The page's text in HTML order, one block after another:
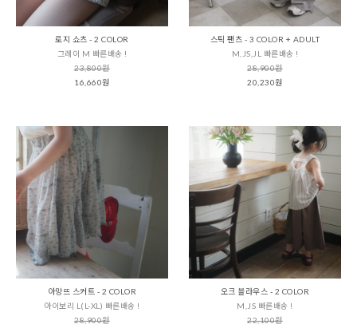
로지 쇼츠 - 2 COLOR
그레이 M 빠른배송 !
23,800원
16,660원
스틱 팬츠 - 3 COLOR + ADULT
M,JS,JL 빠른배송 !
28,900원
20,230원
아망뜨 스커트 - 2 COLOR
아이보리 L(L-XL) 빠른배송 !
28,900원
오크 블라우스 - 2 COLOR
M,JS 빠른배송 !
22,100원